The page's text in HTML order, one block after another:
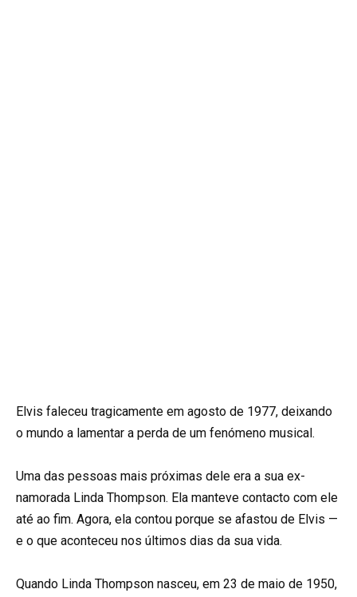
Elvis faleceu tragicamente em agosto de 1977, deixando
o mundo a lamentar a perda de um fenómeno musical.
Uma das pessoas mais próximas dele era a sua ex-
namorada Linda Thompson. Ela manteve contacto com ele
até ao fim. Agora, ela contou porque se afastou de Elvis —
e o que aconteceu nos últimos dias da sua vida.
Quando Linda Thompson nasceu, em 23 de maio de 1950,